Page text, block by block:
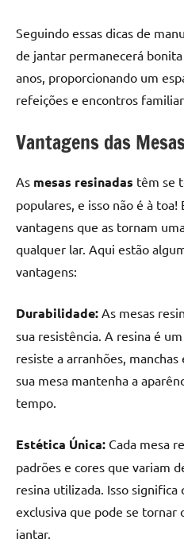
Seguindo essas dicas de
de jantar permanecerá
anos, proporcionando um
refeições e encontros
Vantagens das
As mesas resinadas têm se
populares, e isso não é à
vantagens que as tornam
qualquer lar. Aqui estão
vantagens:
Durabilidade: As mesas
sua resistência. A resina é
resiste a arranhões,
sua mesa mantenha a
tempo.
Estética Única: Cada mesa
padrões e cores que variam
resina utilizada. Isso significa
exclusiva que pode se tornar
jantar.